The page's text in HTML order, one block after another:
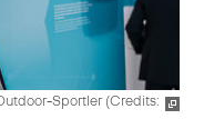
Sportler (Credits: